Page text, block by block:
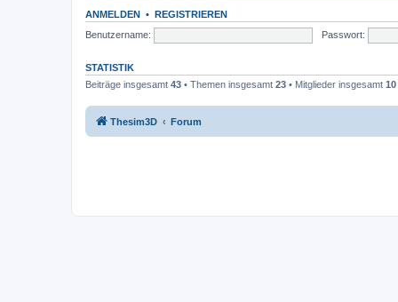
ANMELDEN • REGISTRIEREN
Benutzername:
Passwort:
STATISTIK
Beiträge insgesamt 43 • Themen insgesamt 23 • Mitglieder insgesamt 10
Thesim3D Forum